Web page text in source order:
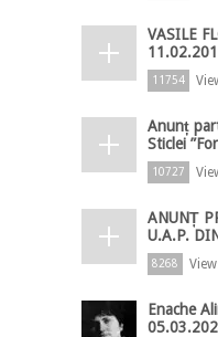
VASILE
11754
Anunț
Sticlei
10727
ANUNȚ
U.A.P.
8268
Enache